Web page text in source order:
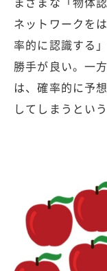
ネットワークを
率的に認識する
勝手が良い。一
は、確率的に予
してしまうとい